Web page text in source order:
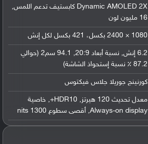
Dynamic AMOLED 2X كابستيف تدعم اللمس,
16 مليون لون
1080 × 2400 بكسل، 421 بكسل لكل إنش
6.2 إنش, نسبة أبعاد 20:9, 94.1 سم2 (حوالي
87.2 ٪ نسبة إستحواذ الشاشة)
كورنينج جوريلا جلاس فيكتوس
معدل تحديث 120 هيرتز, HDR10+, خاصية
Always-on display, أقصى سطوع 1300 nits